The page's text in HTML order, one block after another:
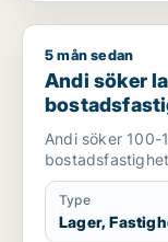
Andi söker
5 mån sedan
Andi söker
Stockholms
Andi söker
Type
Lager,